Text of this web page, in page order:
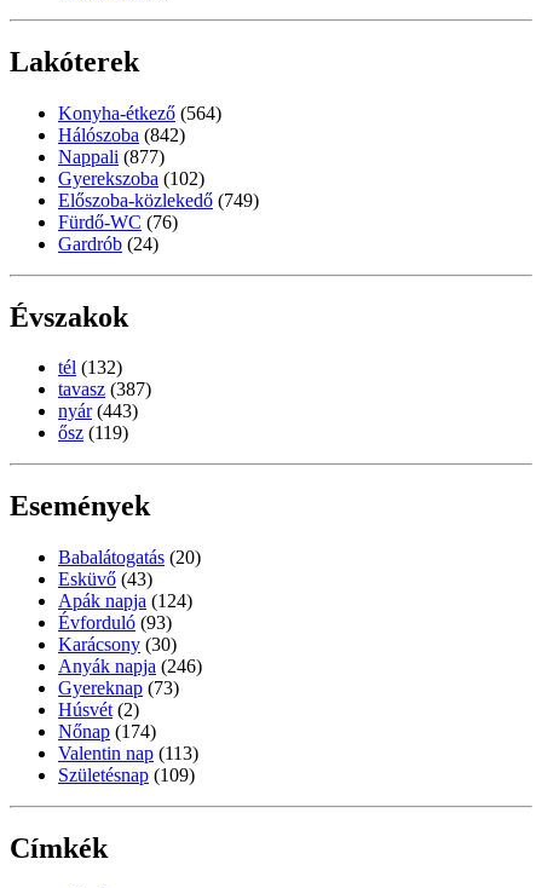
Lakóterek
Konyha-étkező (564)
Hálószoba (842)
Nappali (877)
Gyerekszoba (102)
Előszoba-közlekedő (749)
Fürdő-WC (76)
Gardrób (24)
Évszakok
tél (132)
tavasz (387)
nyár (443)
ősz (119)
Események
Babalátogatás (20)
Esküvő (43)
Apák napja (124)
Évforduló (93)
Karácsony (30)
Anyák napja (246)
Gyereknap (73)
Húsvét (2)
Nőnap (174)
Valentin nap (113)
Születésnap (109)
Címkék